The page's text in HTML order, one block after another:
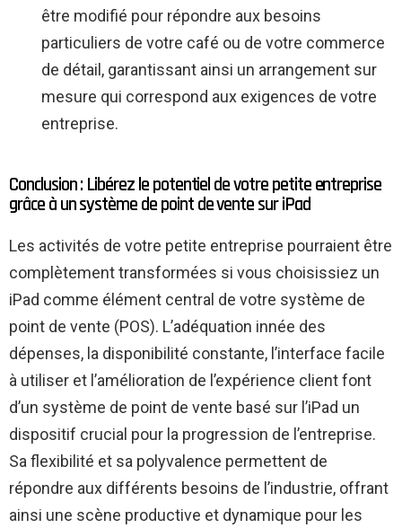
être modifié pour répondre aux besoins
particuliers de votre café ou de votre commerce
de détail, garantissant ainsi un arrangement sur
mesure qui correspond aux exigences de votre
entreprise.
Conclusion : Libérez le potentiel de votre petite entreprise
grâce à un système de point de vente sur iPad
Les activités de votre petite entreprise pourraient être
complètement transformées si vous choisissiez un
iPad comme élément central de votre système de
point de vente (POS). L’adéquation innée des
dépenses, la disponibilité constante, l’interface facile
à utiliser et l’amélioration de l’expérience client font
d’un système de point de vente basé sur l’iPad un
dispositif crucial pour la progression de l’entreprise.
Sa flexibilité et sa polyvalence permettent de
répondre aux différents besoins de l’industrie, offrant
ainsi une scène productive et dynamique pour les